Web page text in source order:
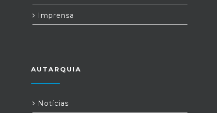
Imprensa
AUTARQUIA
Notícias